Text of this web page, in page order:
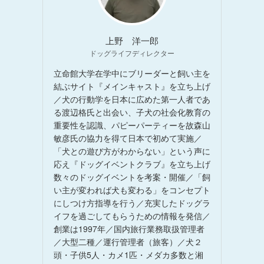
上野 洋一郎
ドッグライフディレクター
立命館大学在学中にブリーダーと飼い主を
結ぶサイト『メインキャスト』を立ち上げ
／犬の行動学を日本に広めた第一人者であ
る渡辺格氏と出会い、子犬の社会化教育の
重要性を認識、パピーパーティーを故森山
敏彦氏の協力を得て日本で初めて実施／
「犬との遊び方がわからない」という声に
応え『ドッグイベントクラブ』を立ち上げ
数々のドッグイベントを考案・開催／「飼
い主が変われば犬も変わる」をコンセプト
にしつけ方指導を行う／充実したドッグラ
イフを過ごしてもらうための情報を発信／
創業は1997年／国内旅行業務取扱管理者
／大型二種／運行管理者（旅客）／犬２
頭・子供5人・カメ1匹・メダカ多数と湘